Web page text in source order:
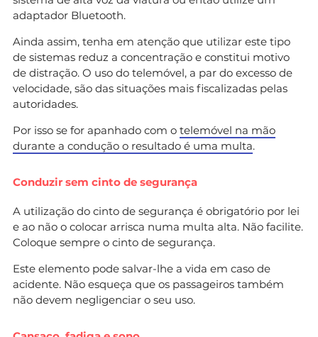
adaptador Bluetooth.
Ainda assim, tenha em atenção que utilizar este tipo
de sistemas reduz a concentração e constitui motivo
de distração. O uso do telemóvel, a par do excesso de
velocidade, são das situações mais fiscalizadas pelas
autoridades.
Por isso se for apanhado com o telemóvel na mão
durante a condução o resultado é uma multa.
Conduzir sem cinto de segurança
A utilização do cinto de segurança é obrigatório por lei
e ao não o colocar arrisca numa multa alta. Não facilite.
Coloque sempre o cinto de segurança.
Este elemento pode salvar-lhe a vida em caso de
acidente. Não esqueça que os passageiros também
não devem negligenciar o seu uso.